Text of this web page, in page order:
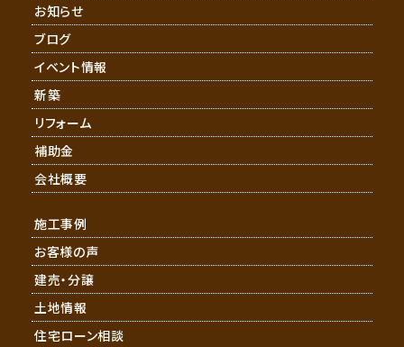
お知らせ
ブログ
イベント情報
新築
リフォーム
補助金
会社概要
施工事例
お客様の声
建売・分譲
土地情報
住宅ローン相談